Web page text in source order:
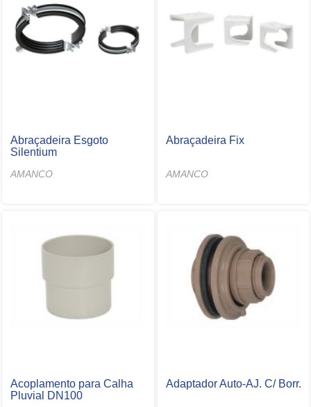
Abraçadeira Esgoto
Silentium
AMANCO
Abraçadeira Fix
AMANCO
Acoplamento para Calha
Pluvial DN100
Adaptador Auto-AJ. C/ Borr.